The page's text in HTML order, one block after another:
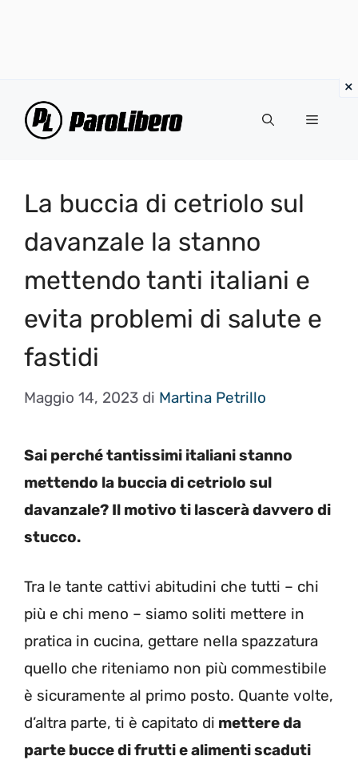
Menu
La buccia di cetriolo sul
davanzale la stanno
mettendo tanti italiani e
evita problemi di salute e
fastidi
Maggio 14, 2023 di Martina Petrillo
Sai perché tantissimi italiani stanno
mettendo la buccia di cetriolo sul
davanzale? Il motivo ti lascerà davvero di
stucco.
Tra le tante cattivi abitudini che tutti – chi
più e chi meno – siamo soliti mettere in
pratica in cucina, gettare nella spazzatura
quello che riteniamo non più commestibile
è sicuramente al primo posto. Quante volte,
d’altra parte, ti è capitato di mettere da
parte bucce di frutti e alimenti scaduti